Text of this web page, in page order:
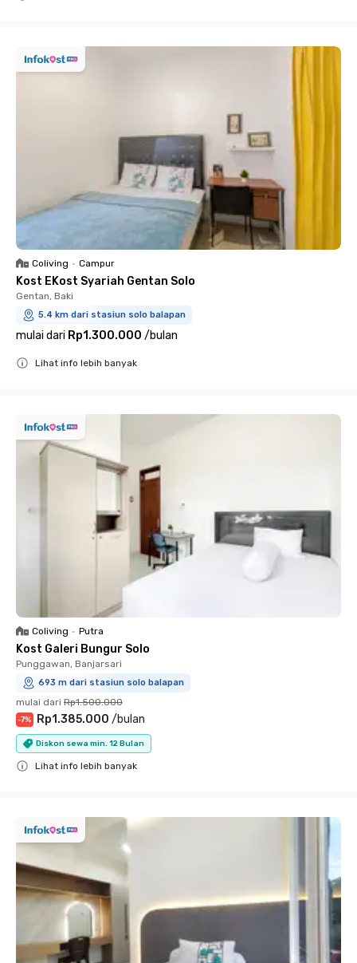
Coliving • Campur
Kost EKost Syariah Gentan Solo
Gentan, Baki
5.4 km dari stasiun solo balapan
mulai dari Rp1.300.000 /bulan
Lihat info lebih banyak
Coliving • Putra
Kost Galeri Bungur Solo
Punggawan, Banjarsari
693 m dari stasiun solo balapan
mulai dari Rp1.500.000
-7% Rp1.385.000 /bulan
Diskon sewa min. 12 Bulan
Lihat info lebih banyak